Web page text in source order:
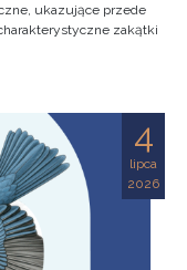
ukazujące przede
zakątki
4
lipca
2026